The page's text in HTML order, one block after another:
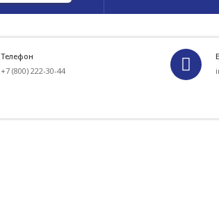
Телефон
+7 (800) 222-30-44